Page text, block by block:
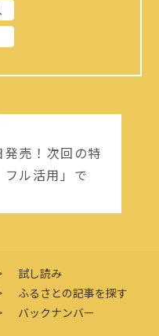
売！次回の特
ル活用」で
試し読み
ふるさとの記事を探す
バックナンバー